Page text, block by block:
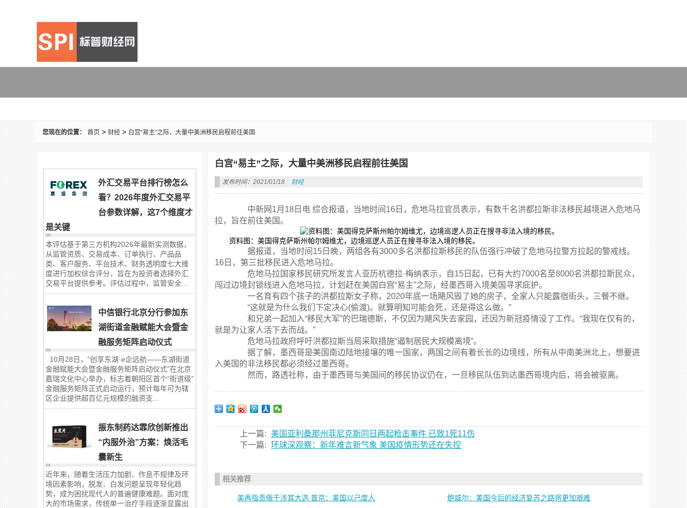
您现在的位置： 首页> 财经> 白宫“易主”之际，大量中美洲移民启程前往美国
外汇交易平台排行榜怎么
看？2026年度外汇交易平
台参数详解，这7个维度才
是关键
本评估基于第三方机构2026年最新实测数据，
从监管资质、交易成本、订单执行、产品品
类、客户服务、平台技术、财务透明度七大维
度进行加权综合评分，旨在为投资者选择外汇
交易平台提供参考。评估过程中，监管安全...
中信银行北京分行参加东
湖街道金融赋能大会暨金
融服务矩阵启动仪式
10月28日，“创享东湖·e企远航——东湖街道
金融赋能大会暨金融服务矩阵启动仪式”在北京
嘉瑞文化中心举办，标志着朝阳区首个“街道级”
金融服务矩阵正式启动运行，预计每年可为辖
区企业提供超百亿元规模的融资支...
振东制药达霏欣创新推出
“内服外治”方案：焕活毛
囊新生
近年来，随着生活压力加剧、作息不规律及环
境因素影响，脱发、白发问题呈现年轻化趋
势，成为困扰现代人的普遍健康难题。面对庞
大的市场需求，传统单一治疗手段逐渐显露出
白宫“易主”之际，大量中美洲移民启程前往美国
发布时间：2021/01/18 财经
中新网1月18日电 综合报道，当地时间16日，危地马拉官员表示，有数千名洪都拉斯非法移民越境进入危地马
拉，旨在前往美国。
资料图：美国得克萨斯州帕尔姆维尤，边境巡逻人员正在搜寻非法入境的移民。
据报道，当地时间15日晚，两组各有3000多名洪都拉斯移民的队伍强行冲破了危地马拉警方拉起的警戒线。
16日，第三批移民进入危地马拉。
危地马拉国家移民研究所发言人亚历杭德拉·梅纳表示，自15日起，已有大约7000名至8000名洪都拉斯民众，
闯过边境封锁线进入危地马拉，计划赶在美国白宫“易主”之际，经墨西哥入境美国寻求庇护。
一名育有四个孩子的洪都拉斯女子称，2020年底一场飓风毁了她的房子，全家人只能露宿街头，三餐不继。
“这就是为什么我们下定决心(偷渡)。就算明知可能会死，还是得这么做。”
和兄弟一起加入“移民大军”的巴瑞德斯，不仅因为飓风失去家园，还因为新冠疫情没了工作。“我现在仅有的，
就是为让家人活下去而战。”
危地马拉政府呼吁洪都拉斯当局采取措施“遏制居民大规模离境”。
据了解，墨西哥是美国南边陆地接壤的唯一国家，两国之间有着长长的边境线，所有从中南美洲北上，想要进
入美国的非法移民都必须经过墨西哥。
然而，路透社称，由于墨西哥与美国间的移民协议仍在，一旦移民队伍到达墨西哥境内后，将会被驱离。
上一篇:
美国亚利桑那州菲尼克斯同日两起枪击事件 已致1死11伤
下一篇:
环球深观察：新年难言新气象 美国疫情形势还在失控
相关推荐
美再指责俄干涉其大选 普京：美国以己度人
鲍威尔：美国今后的经济复苏之路将更加艰难